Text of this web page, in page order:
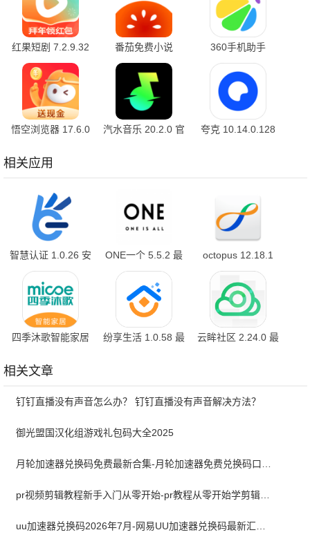
红果短剧 7.2.9.32
官方版
番茄免费小说
7.2.9.32 安卓版
360手机助手
10.2.2 官方版
悟空浏览器 17.6.0
汽水音乐 20.2.0 官
夸克 10.14.0.128
相关应用
智慧认证 1.0.26 安
卓版
ONE一个 5.5.2 最
新版
octopus 12.18.1
最新版
四季沐歌智能家居
纷享生活 1.0.58 最
云眸社区 2.24.0 最
相关文章
钉钉直播没有声音怎么办？ 钉钉直播没有声音解决方法？
御光盟国汉化组游戏礼包码大全2025
pr视频剪辑教程新手入门从零开始-pr教程从零开始学剪辑全集免费